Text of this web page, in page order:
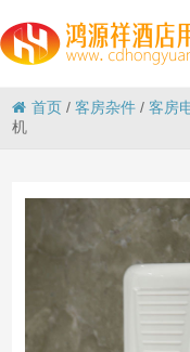
首页 /客房杂件 /客房
机